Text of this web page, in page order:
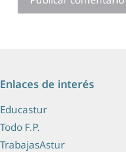
Enlaces de interés
Educastur
Todo F.P.
TrabajasAstur